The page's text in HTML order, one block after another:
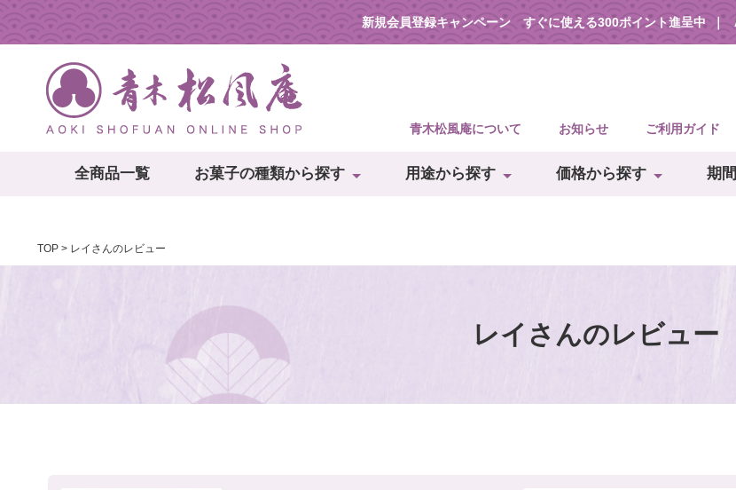
新規会員登録キャンペーン すぐに使える300ポイント進呈中
青木松風庵について お知らせ ご利用ガイド
全商品一覧 お菓子の種類から探す 用途から探す 価格から探す 期
TOP レイさんのレビュー
レイさんのレビュー